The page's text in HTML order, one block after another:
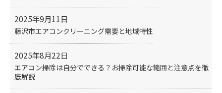
藤沢市エアコンクリーニング需要と地域特性
2025年9月11日
エアコン掃除は自分でできる？お掃除可能な範囲と注意点を徹
底解説
2025年8月22日